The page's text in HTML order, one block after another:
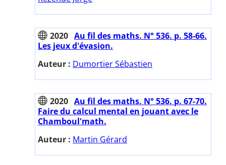
2020 Au fil des maths. N° 536. p. 58-66.
Les jeux d'évasion.
Auteur : Dumortier Sébastien
2020 Au fil des maths. N° 536. p. 67-70.
Faire du calcul mental en jouant avec le
Chamboul'math.
Auteur : Martin Gérard